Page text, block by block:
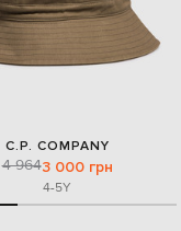
C.P. COMPANY
4 9643 000 грн
4-5Y